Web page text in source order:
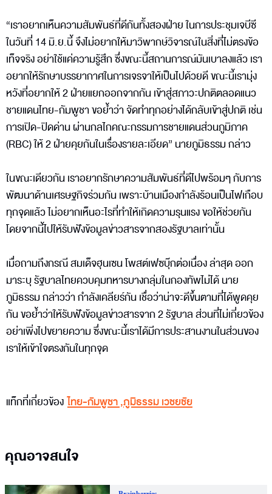
“เราอยากเห็นความสัมพันธ์ที่ดีกันทั้งสองฝ่าย ในการประชุมเจบีซี
ในวันที่ 14 มิ.ย.นี้ จึงไม่อยากให้มาวิพากษ์วิจารณ์ในสิ่งที่ไม่ตรงข้อ
เท็จจริง อย่าใช้แค่ความรู้สึก ซึ่งขณะนี้สถานการณ์มันเบาลงแล้ว เรา
อยากให้รักษาบรรยากาศในการเจรจาให้เป็นไปด้วยดี ขณะนี้เรามุ่ง
หวังที่อยากให้ 2 ฝ่ายแยกออกจากกัน เข้าสู่สภาวะปกติตลอดแนว
ชายแดนไทย-กัมพูชา ขอย้ำว่า จัดทำทุกอย่างได้กลับเข้าสู่ปกติ เช่น
การเปิด-ปิดด่าน ผ่านกลไกคณะกรรมการชายแดนส่วนภูมิภาค
(RBC) ให้ 2 ฝ่ายคุยกันในเรื่องรายละเอียด” นายภูมิธรรม กล่าว
ในขณะเดียวกัน เราอยากรักษาความสัมพันธ์ที่ดีไปพร้อมๆ กับการ
พัฒนาด้านเศรษฐกิจร่วมกัน เพราะบ้านเมืองกำลังร้อนเป็นไฟเกือบ
ทุกจุดแล้ว ไม่อยากเห็นอะไรที่ทำให้เกิดความรุนแรง ขอให้ช่วยกัน
โดยจากนี้ไปให้รับฟังข้อมูลข่าวสารจากสองรัฐบาลเท่านั้น
เมื่อถามถึงกรณี สมเด็จฮุนเซน โพสต์เฟซบุ๊กต่อเนื่อง ล่าสุด ออก
มาระบุ รัฐบาลไทยควบคุมทหารบางกลุ่มในกองทัพไม่ได้ นาย
ภูมิธรรม กล่าวว่า กำลังเคลียร์กัน เชื่อว่าน่าจะดีขึ้นตามที่ได้พูดคุย
กัน ขอย้ำว่าให้รับฟังข้อมูลข่าวสารจาก 2 รัฐบาล ส่วนที่ไม่เกี่ยวข้อง
อย่าเพิ่งไปขยายความ ซึ่งขณะนี้เราได้มีการประสานงานในส่วนของ
เราให้เข้าใจตรงกันในทุกจุด
แท็กที่เกี่ยวข้องไทย-กัมพูชา,ภูมิธรรม เวชยชัย
คุณอาจสนใจ